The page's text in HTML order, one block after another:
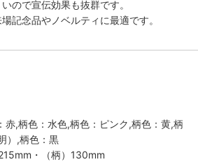
ので宣伝効果も抜群です。
記念品やノベルティに最適です。
赤,柄色：水色,柄色：ピンク,柄色：黄,柄
）,柄色：黒
・（柄）130mm